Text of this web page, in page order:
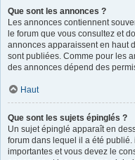
Que sont les annonces ?
Les annonces contiennent
le forum que vous consultez et
annonces apparaissent en haut
sont publiées. Comme pour les
des annonces dépend des
Haut
Que sont les sujets épinglés ?
Un sujet épinglé apparaît en
forum dans lequel il a été
importantes et vous devez le